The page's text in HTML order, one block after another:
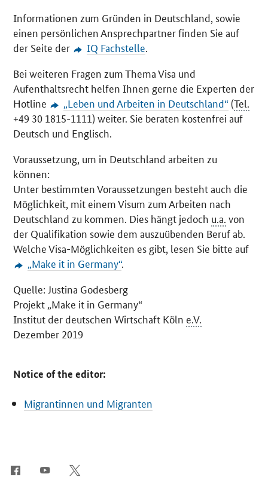
Informationen zum Gründen in Deutschland, sowie
einen persönlichen Ansprechpartner finden Sie auf
der Seite der
IQ Fachstelle.
Bei weiteren Fragen zum Thema Visa und
Aufenthaltsrecht helfen Ihnen gerne die Experten der
Hotline
„Leben und Arbeiten in Deutschland“(Tel.
+49 30 1815-1111) weiter. Sie beraten kostenfrei auf
Deutsch und Englisch.
Voraussetzung, um in Deutschland arbeiten zu
können:
Unter bestimmten Voraussetzungen besteht auch die
Möglichkeit, mit einem Visum zum Arbeiten nach
Deutschland zu kommen. Dies hängt jedoch u.a. von
der Qualifikation sowie dem auszuübenden Beruf ab.
Welche Visa-Möglichkeiten es gibt, lesen Sie bitte auf
„Make it in Germany“.
Quelle: Justina Godesberg
Projekt „Make it in Germany“
Institut der deutschen Wirtschaft Köln e.V.
Dezember 2019
Notice of the editor:
Migrantinnen und Migranten